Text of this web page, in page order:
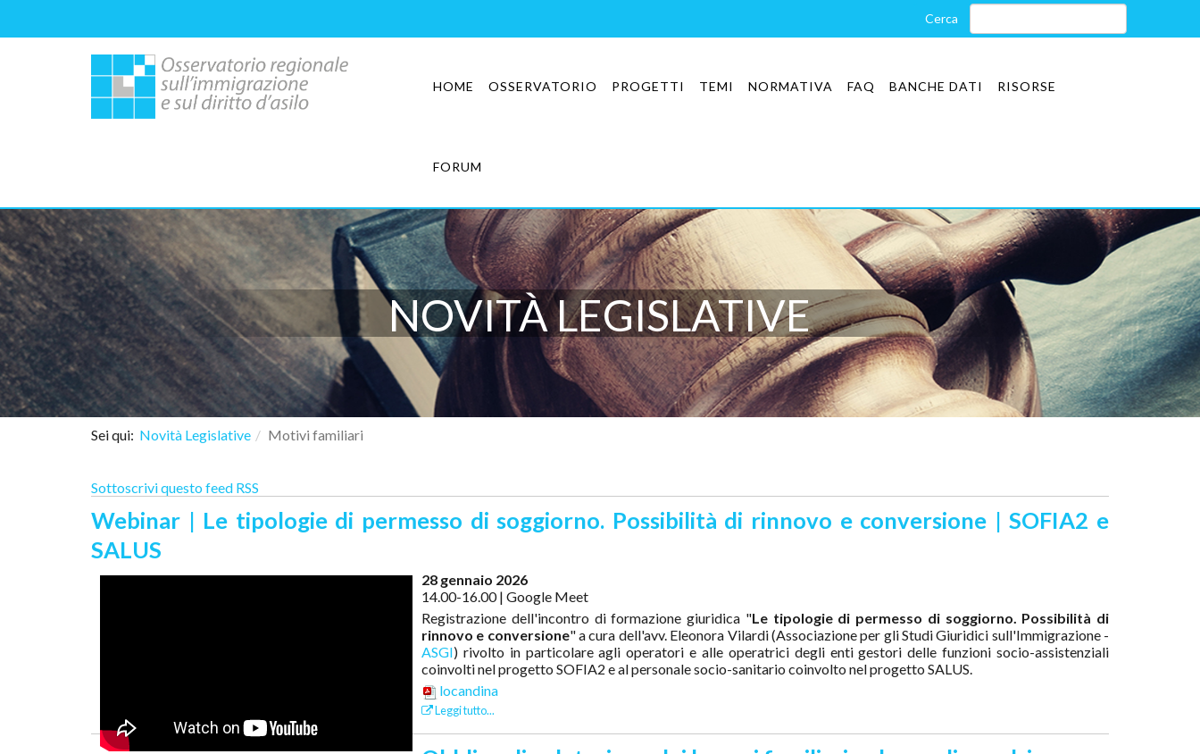
HOME OSSERVATORIO PROGETTI TEMI NORMATIVA FAQ BANCHE DATI RISORSE
FORUM
NOVITÀ LEGISLATIVE
Sei qui: Novità Legislative Motivi familiari
Sottoscrivi questo feed RSS
Webinar | Le tipologie di permesso di soggiorno. Possibilità di rinnovo e conversione | SOFIA2 e
SALUS
28 gennaio 2026
14.00-16.00 | Google Meet
Registrazione dell'incontro di formazione giuridica "Le tipologie di permesso di soggiorno. Possibilità di
rinnovo e conversione" a cura dell'avv. Eleonora Vilardi (Associazione per gli Studi Giuridici sull'Immigrazione -
ASGI) rivolto in particolare agli operatori e alle operatrici degli enti gestori delle funzioni socio-assistenziali
coinvolti nel progetto SOFIA2 e al personale socio-sanitario coinvolto nel progetto SALUS.
locandina
Leggi tutto...